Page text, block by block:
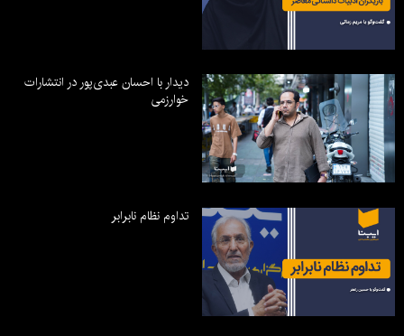
دیدار با احسان عبدی‌پور در انتشارات
خوارزمی
تداوم نظام نابرابر